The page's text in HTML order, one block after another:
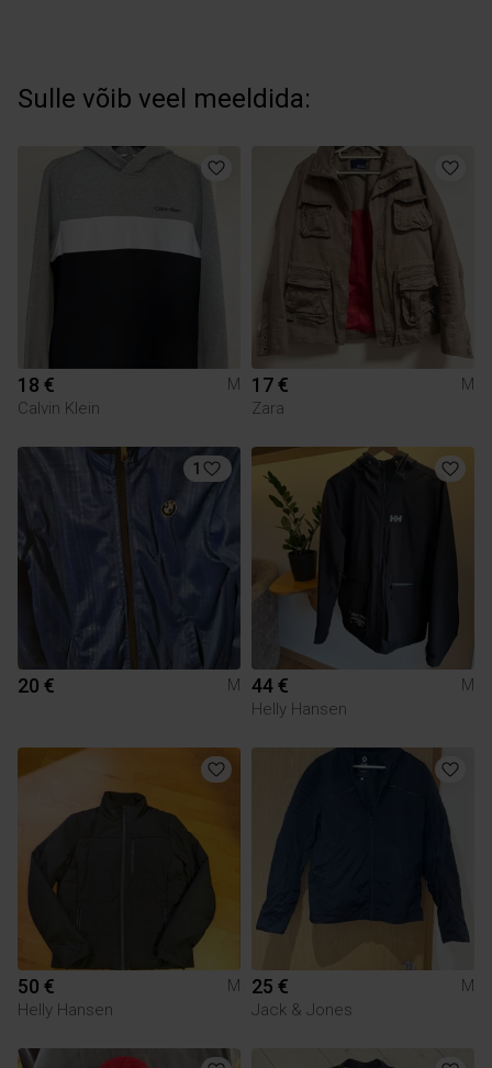
Sulle võib veel meeldida:
18 €
M
Calvin Klein
17 €
M
Zara
1
20 € M 44 €
M
Helly Hansen
50 €
M
Helly Hansen
25 €
M
Jack & Jones